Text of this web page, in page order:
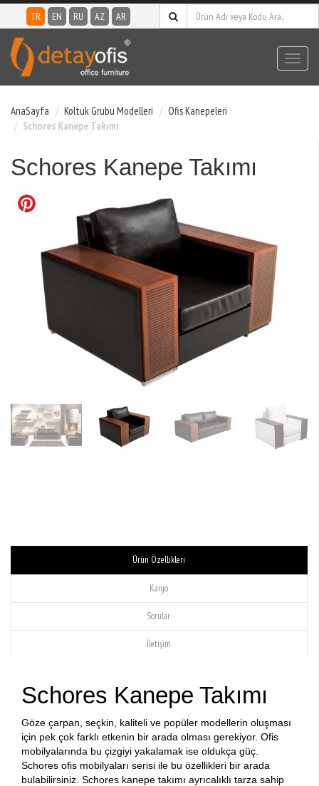
TR EN RU AZ AR
AnaSayfa Koltuk Grubu Modelleri
Ofis Kanepeleri
Schores Kanepe Takımı
Schores Kanepe Takımı
Ürün Özellikleri
Kargo
Sorular
İletişim
Schores Kanepe Takımı
Göze çarpan, seçkin, kaliteli ve popüler modellerin oluşması
için pek çok farklı etkenin bir arada olması gerekiyor. Ofis
mobilyalarında bu çizgiyi yakalamak ise oldukça güç.
Schores ofis mobilyaları serisi ile bu özellikleri bir arada
bulabilirsiniz. Schores kanepe takımı ayrıcalıklı tarza sahip